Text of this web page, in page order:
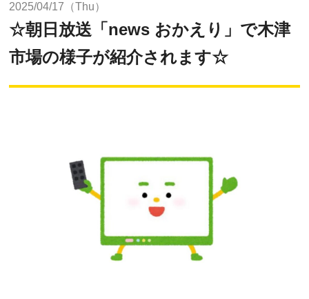
2025/04/17（Thu）
☆朝日放送「news おかえり」で木津
市場の様子が紹介されます☆